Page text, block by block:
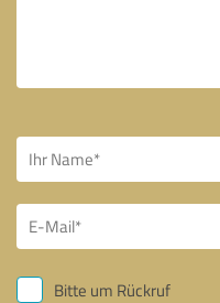
Bitte um Rückruf